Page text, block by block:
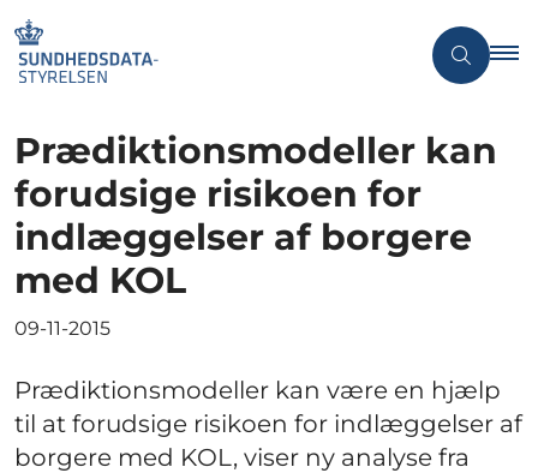
Prædiktionsmodeller kan
forudsige risikoen for
indlæggelser af borgere
med KOL
09-11-2015
Prædiktionsmodeller kan være en hjælp
til at forudsige risikoen for indlæggelser af
borgere med KOL, viser ny analyse fra